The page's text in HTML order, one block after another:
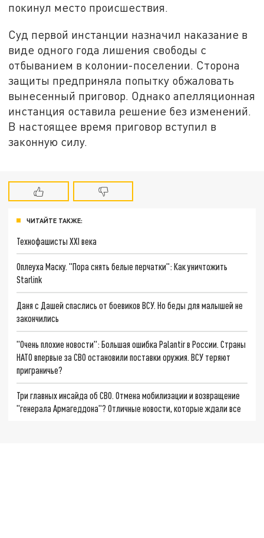
покинул место происшествия.
Суд первой инстанции назначил наказание в
виде одного года лишения свободы с
отбыванием в колонии-поселении. Сторона
защиты предприняла попытку обжаловать
вынесенный приговор. Однако апелляционная
инстанция оставила решение без изменений.
В настоящее время приговор вступил в
законную силу.
ЧИТАЙТЕ ТАКЖЕ:
Технофашисты XXI века
Оплеуха Маску. "Пора снять белые перчатки": Как уничтожить
Starlink
Даня с Дашей спаслись от боевиков ВСУ. Но беды для малышей не
закончились
"Очень плохие новости": Большая ошибка Palantir в России. Страны
НАТО впервые за СВО остановили поставки оружия. ВСУ теряют
приграничье?
Три главных инсайда об СВО. Отмена мобилизации и возвращение
"генерала Армагеддона"? Отличные новости, которые ждали все